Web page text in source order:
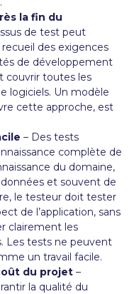
la fin du
de test peut
des exigences
de développement
couvrir toutes les
logiciels. Un modèle
cette approche, est
– Des tests
complète de
du domaine,
et souvent de
le testeur doit tester
de l’application, sans
clairement les
Les tests ne peuvent
un travail facile.
du projet –
la qualité du